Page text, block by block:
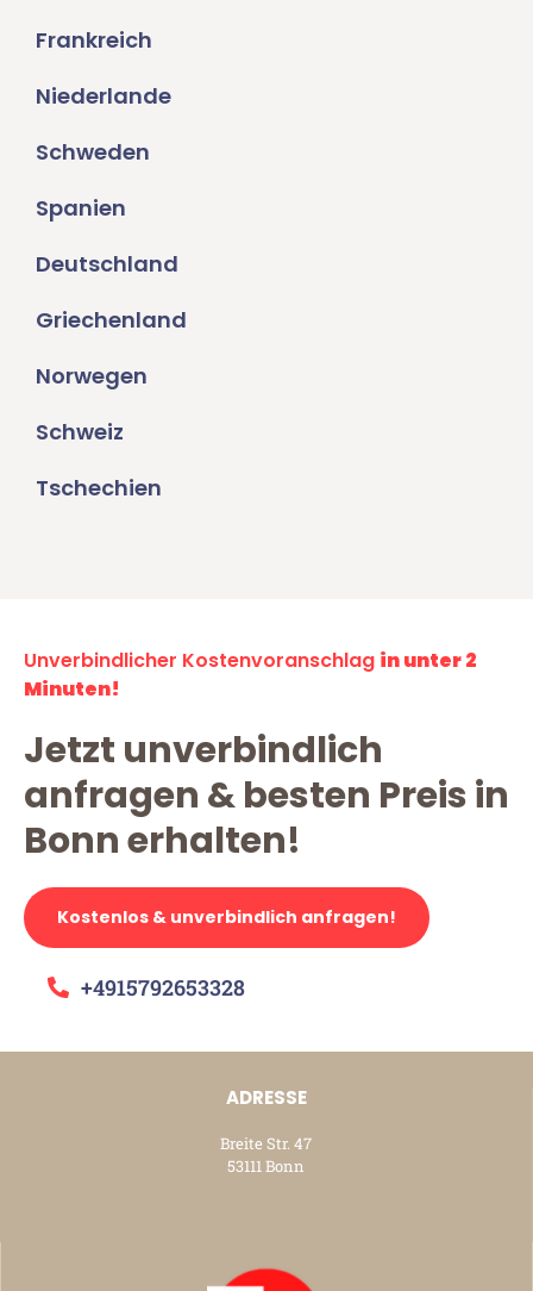
Frankreich
Niederlande
Schweden
Spanien
Deutschland
Griechenland
Norwegen
Schweiz
Tschechien
Unverbindlicher Kostenvoranschlag in unter 2
Minuten!
Jetzt unverbindlich
anfragen & besten Preis in
Bonn erhalten!
Kostenlos & unverbindlich anfragen!
+4915792653328
ADRESSE
Breite Str. 47
53111 Bonn